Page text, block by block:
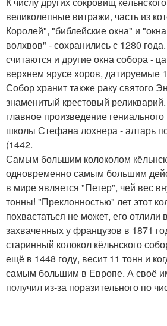
великолепные витражи, часть из
Королей", "библейские окна" и
волхвов" - сохранились с 1280
считаются и другие окна собора -
верхнем ярусе хоров, датируемые
Собор хранит также раку святого
знаменитый крестовый
главное произведение
школы Стефана лохнера - алтарь
(1442.
Самым большим колоколом
одновременно самым большим
в мире является "Петер", чей вес
тонны! "Преклонностью" лет этот
похвастаться не может, его отлили
захваченных у французов в 1871
старинный колокол кёльнского
ещё в 1448 году, весит 11 тонн и
самым большим в Европе. А своё
получил из-за поразительного по